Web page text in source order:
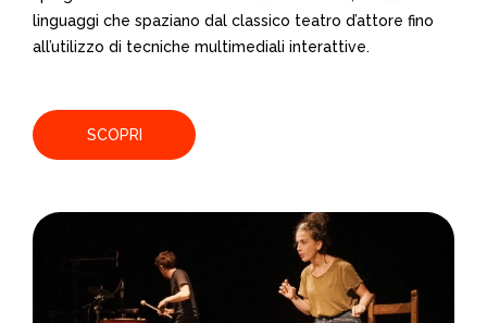
linguaggi che spaziano dal classico teatro d’attore fino
all’utilizzo di tecniche multimediali interattive.
SCOPRI